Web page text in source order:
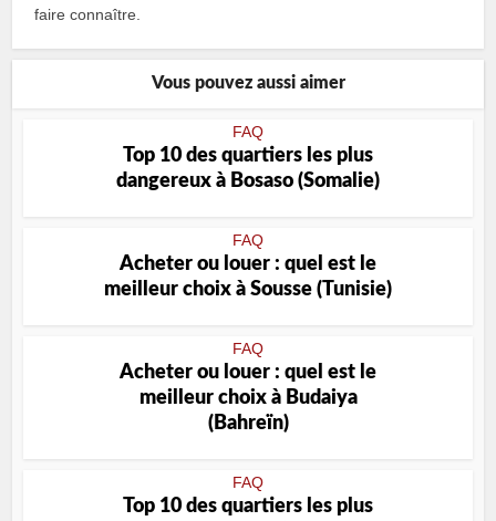
faire connaître.
Vous pouvez aussi aimer
FAQ
Top 10 des quartiers les plus
dangereux à Bosaso (Somalie)
FAQ
Acheter ou louer : quel est le
meilleur choix à Sousse (Tunisie)
FAQ
Acheter ou louer : quel est le
meilleur choix à Budaiya
(Bahreïn)
FAQ
Top 10 des quartiers les plus